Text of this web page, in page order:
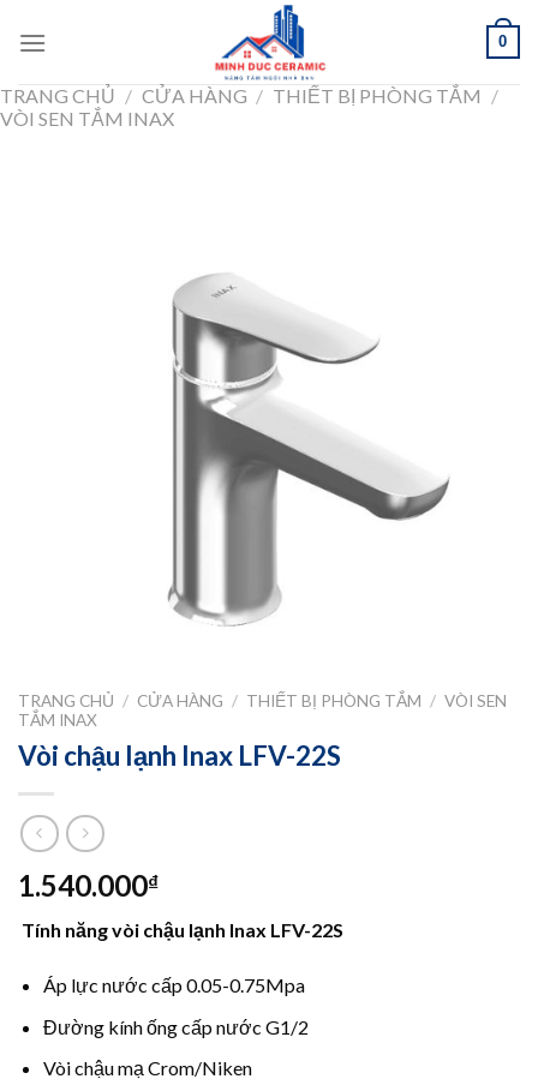
0
TRANG CHỦ / CỬA HÀNG / THIẾT BỊ PHÒNG TẮM /
VÒI SEN TẮM INAX
TRANG CHỦ / CỬA HÀNG / THIẾT BỊ PHÒNG TẮM / VÒI SEN
TẮM INAX
Vòi chậu lạnh Inax LFV-22S
1.540.000₫
Tính năng vòi chậu lạnh Inax LFV-22S
Áp lực nước cấp 0.05-0.75Mpa
Đường kính ống cấp nước G1/2
Vòi chậu mạ Crom/Niken